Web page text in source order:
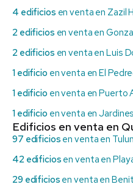
4 edificios en venta en Zazil
2 edificios en venta en
2 edificios en venta en Luis
1 edificio en venta en El
1 edificio en venta en Puerto
1 edificio en venta en
Edificios en venta en
97 edificios en venta en
42 edificios en venta en
29 edificios en venta en